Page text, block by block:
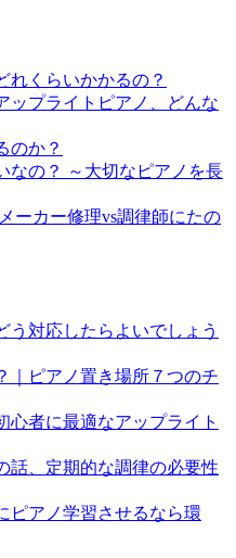
れくらいかかるの？
ップライトピアノ、どんな
のか？
なの？ ～大切なピアノを長
ーカー修理vs調律師にたの
う対応したらよいでしょう
｜ピアノ置き場所７つのチ
心者に最適なアップライト
話、定期的な調律の必要性
ピアノ学習させるなら環